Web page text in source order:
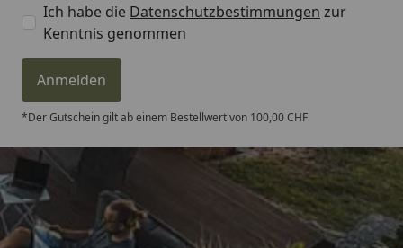
Ich habe die Datenschutzbestimmungen zur
Kenntnis genommen
Anmelden
*Der Gutschein gilt ab einem Bestellwert von 100,00 CHF
Trusted Shops